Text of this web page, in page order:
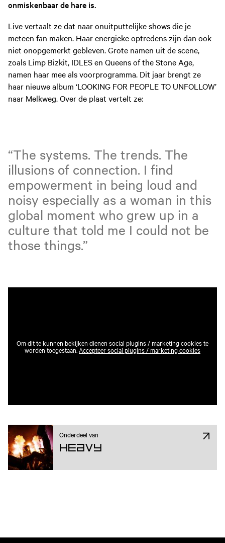
onmiskenbaar de hare is.
Live vertaalt ze dat naar onuitputtelijke shows die je
meteen fan maken. Haar energieke optredens zijn dan ook
niet onopgemerkt gebleven. Grote namen uit de scene,
zoals Limp Bizkit, IDLES en Queens of the Stone Age,
namen haar mee als voorprogramma. Dit jaar brengt ze
haar nieuwe album ‘LOOKING FOR PEOPLE TO UNFOLLOW’
naar Melkweg. Over de plaat vertelt ze:
“The systems. The trends. The
illusions of connection. I find
empowerment in being loud and
noisy especially as a woman in this
global moment who grew up in a
culture that told me I could not be
those things.”
Om dit te kunnen bekijken dienen social plugins / marketing cookies te
worden toegestaan.Accepteer social plugins / marketing cookies
Onderdeel van
Heavy